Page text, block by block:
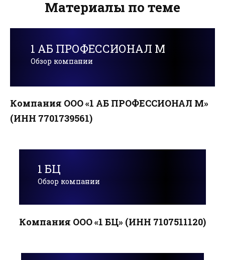
Материалы по теме
1 АБ ПРОФЕССИОНАЛ М
Обзор компании
Компания ООО «1 АБ ПРОФЕССИОНАЛ М»
(ИНН 7701739561)
1 БЦ
Обзор компании
Компания ООО «1 БЦ» (ИНН 7107511120)